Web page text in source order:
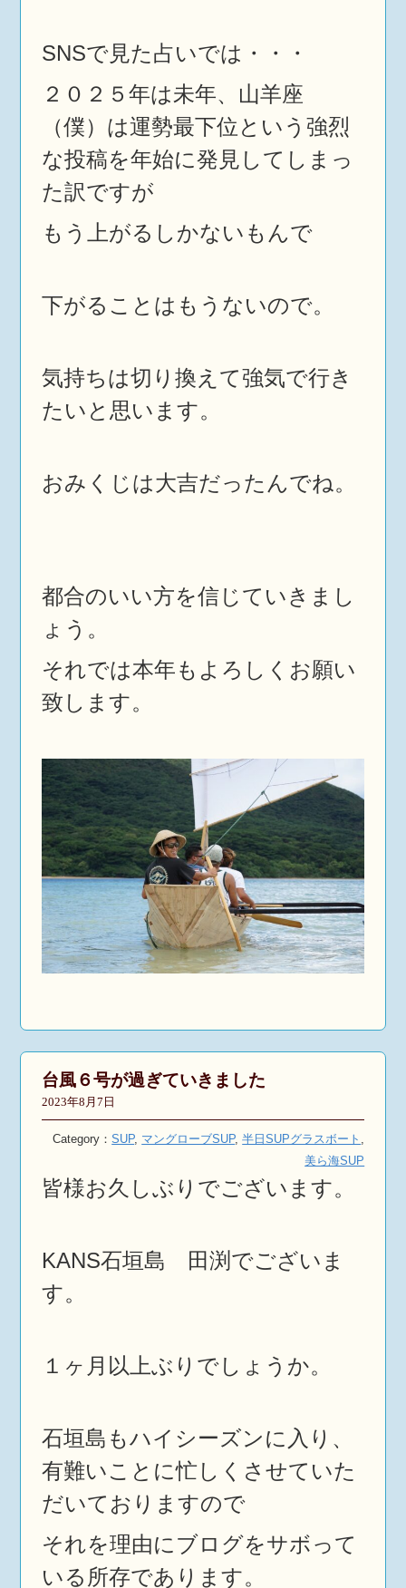
SNSで見た占いでは・・・
２０２５年は未年、山羊座
（僕）は運勢最下位という強烈
な投稿を年始に発見してしまっ
た訳ですが
もう上がるしかないもんで
下がることはもうないので。
気持ちは切り換えて強気で行き
たいと思います。
おみくじは大吉だったんでね。
都合のいい方を信じていきまし
ょう。
それでは本年もよろしくお願い
致します。
台風６号が過ぎていきました
2023年8月7日
Category：SUP, マングローブSUP,半日SUPグラスボート ,
美ら海SUP
皆様お久しぶりでございます。
KANS石垣島 田渕でございま
す。
１ヶ月以上ぶりでしょうか。
石垣島もハイシーズンに入り、
有難いことに忙しくさせていた
だいておりますので
それを理由にブログをサボって
いる所存であります。